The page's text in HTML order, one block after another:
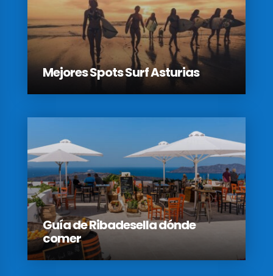
Mejores Spots Surf Asturias
Guía de Ribadesella dónde
comer